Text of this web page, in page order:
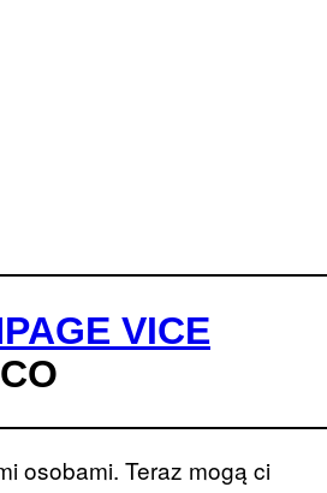
VICE
osobami. Teraz mogą ci